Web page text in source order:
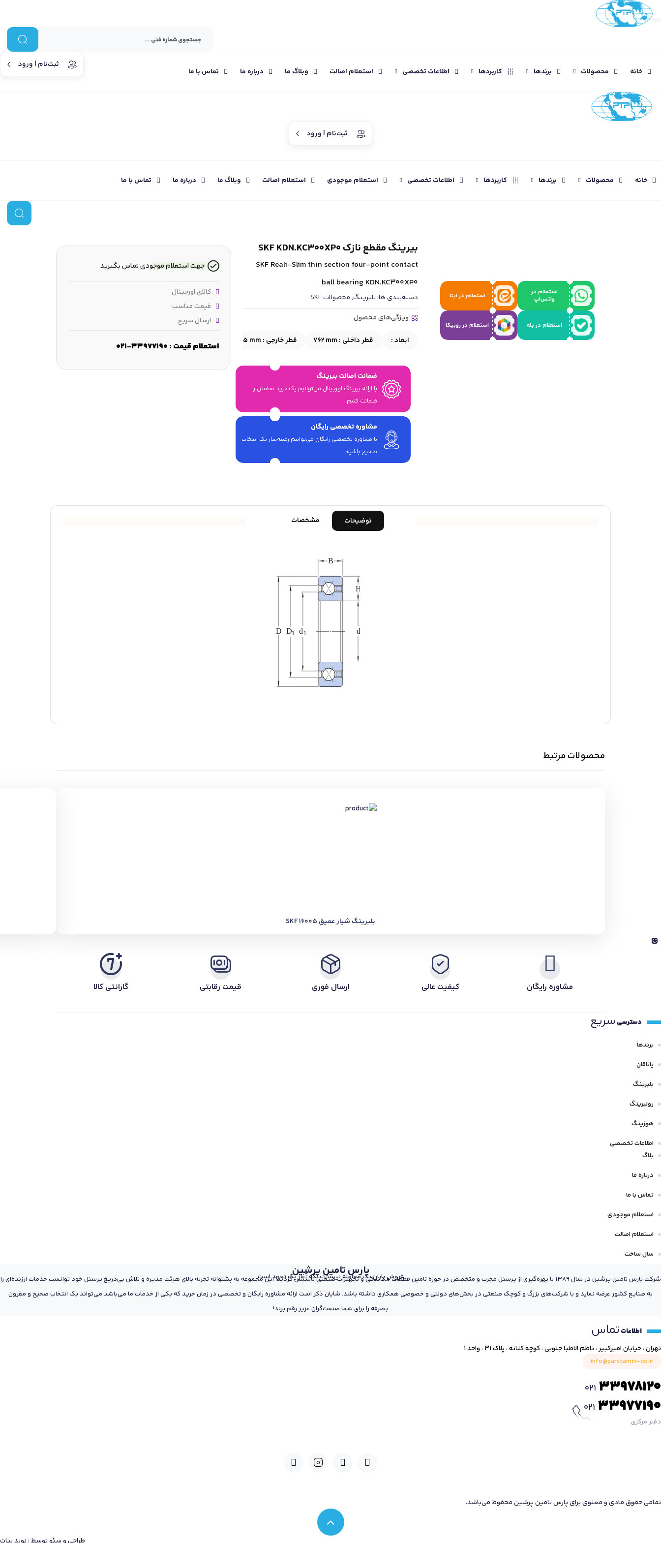
ثبت‌نام | ورود
خانه محصولات برندها کاربردها اطلاعات تخصصی استعلام اصالت وبلاگ ما درباره ما تماس با ما
ثبت‌نام | ورود
خانه محصولات برندها کاربردها اطلاعات تخصصی استعلام موجودی استعلام اصالت وبلاگ ما درباره ما تماس با ما
استعلام در
واتس‌اپ
استعلام در ایتا
استعلام در بله استعلام در روبیکا
بیرینگ مقطع نازک SKF KDN.KC300XP0
SKF Reali-Slim thin section four-point contact
ball bearing KDN.KC300XP0
دسته‌بندی ها: بلبرینگ,محصولات SKF
ویژگی‌های محصول
ابعاد : قطر داخلی : 762 mm قطر خارجی : 781.05 mm مقطع شعاعی :
ضمانت اصالت بیرینگ
با ارائه بیرینگ اورجینال می‎‌توانیم یک خرید مطمئن را
ضمانت کنیم.
مشاوره تخصصی رایگان
با مشاوره تخصصی رایگان می‌توانیم زمینه‌ساز یک انتخاب
صحیح باشیم.
جهت استعلام موجودی تماس بگیرید
کالای اورجینال
قیمت مناسب
ارسال سریع
استعلام قیمت : 33977190-021
توضیحات مشخصات
محصولات مرتبط
بلبرینگ شیار عمیق SKF 16005
مشاوره رایگان کیفیت عالی ارسال فوری قیمت رقابتی گارانتی کالا
دسترسی سریع
برندها
یاتاقان
بلبرینگ
رولبرینگ
هوزینگ
اطلاعات تخصصی
بلاگ
درباره ما
تماس با ما
استعلام موجودی
استعلام اصالت
سال ساخت
پارس تامین پرشین
فروش پایان یک معامله نیست؛ بلکه آغاز یک تعهد است
شرکت پارس تامین پرشین در سال 1389 با بهره‌گیری از پرسنل مجرب و متخصص در حوزه تامین قطعات مکانیکی و تجهیزات صنعتی تاسیس گردید. این مجموعه به پشتوانه تجربه بالای هیئت مدیره و تلاش بی‌دریغ پرسنل خود توانست خدمات ارزنده‌ای را
به صنایع کشور عرضه نماید و با شرکت‌های بزرگ و کوچک صنعتی در بخش‌های دولتی و خصوصی همکاری داشته باشد. شایان ذکر است ارائه مشاوره رایگان و تخصصی در زمان خرید که یکی از خدمات ما می‌باشد می‌تواند یک انتخاب صحیح و مقرون
بصرفه را برای شما صنعت‌گران عزیز رقم بزند!
اطلاعاتتماس
تهران ، خیابان امیرکبیر ، ناظم الاطبا جنوبی ، کوچه کتانه ، پلاک ۳۱ ، واحد ۱
info@parstamin-co.ir
021 33978120
021 33977190
دفتر مرکزی
تمامی حقوق مادی و معنوی برای پارس تامین پرشین محفوظ می‌باشد.